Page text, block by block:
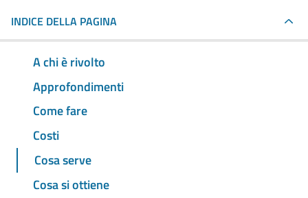
INDICE DELLA PAGINA
A chi è rivolto
Approfondimenti
Come fare
Costi
Cosa serve
Cosa si ottiene